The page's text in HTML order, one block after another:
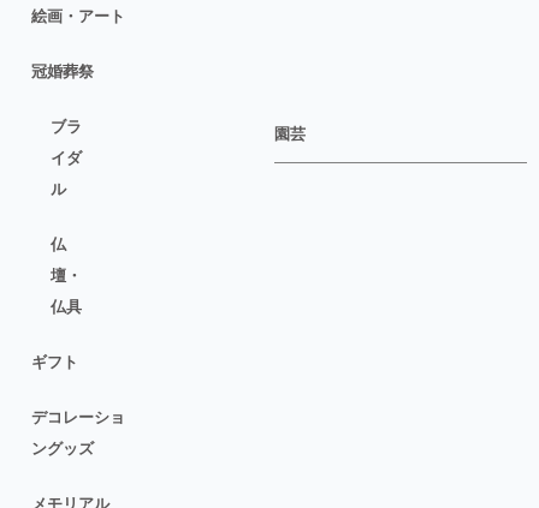
絵画・アート
冠婚葬祭
ブラ
イダ
ル
仏
壇・
仏具
ギフト
デコレーショ
ングッズ
メモリアル
園芸